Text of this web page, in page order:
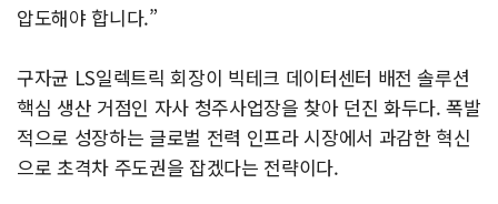
압도해야 합니다.”
구자균 LS일렉트릭 회장이 빅테크 데이터센터 배전 솔루션
핵심 생산 거점인 자사 청주사업장을 찾아 던진 화두다. 폭발
적으로 성장하는 글로벌 전력 인프라 시장에서 과감한 혁신
으로 초격차 주도권을 잡겠다는 전략이다.